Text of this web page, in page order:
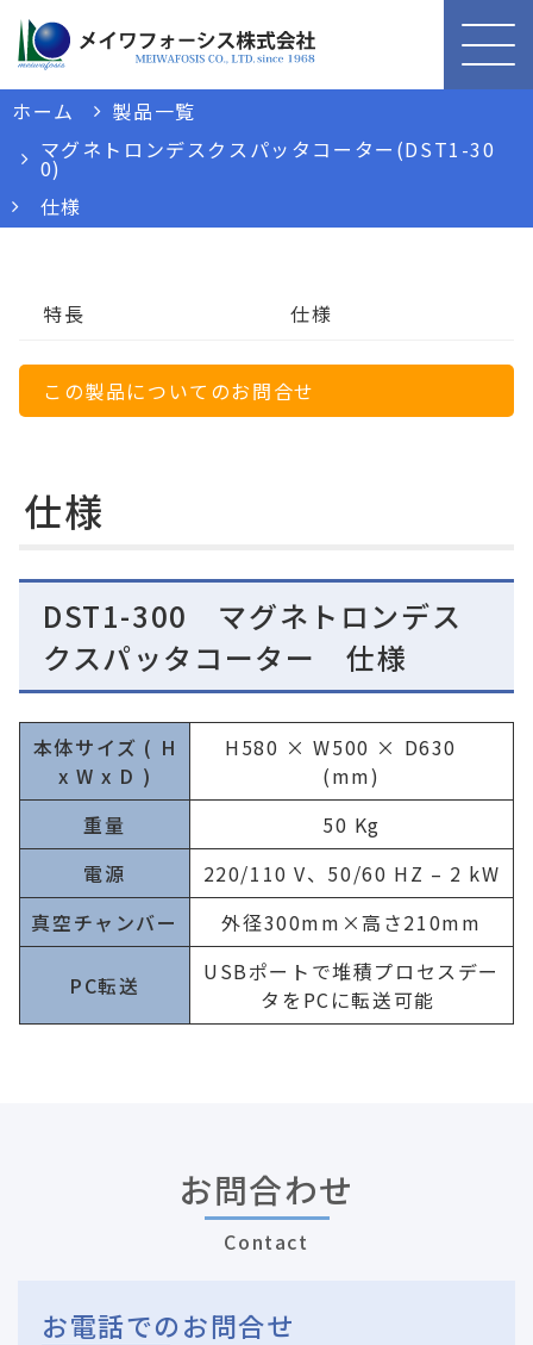
ホーム
製品一覧
マグネトロンデスクスパッタコーター(DST1-30
0)
仕様
特長 仕様
この製品についてのお問合せ
仕様
DST1-300 マグネトロンデス
クスパッタコーター 仕様
本体サイズ ( H
x W x D )
H580 × W500 × D630
(mm)
重量
50 Kg
電源
220/110 V、50/60 HZ – 2 kW
真空チャンバー
外径300mm×高さ210mm
PC転送
USBポートで堆積プロセスデー
タをPCに転送可能
お問合わせ
Contact
お電話でのお問合せ